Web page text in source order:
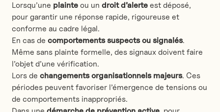
Lorsqu’une plainte ou un droit d’alerte est déposé,
pour garantir une réponse rapide, rigoureuse et
conforme au cadre légal.
En cas de comportements suspects ou signalés.
Même sans plainte formelle, des signaux doivent faire
l’objet d’une vérification.
Lors de changements organisationnels majeurs. Ces
périodes peuvent favoriser l’émergence de tensions ou
de comportements inappropriés.